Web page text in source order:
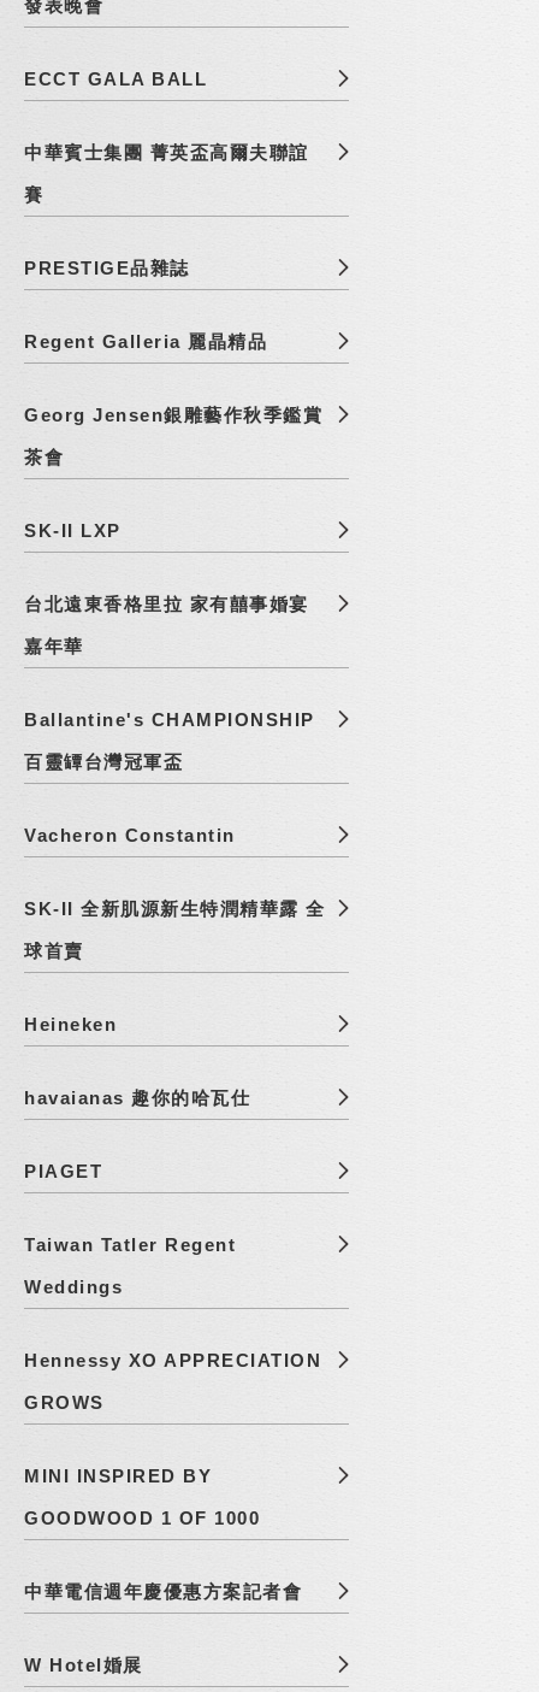
發表晚會
ECCT GALA BALL
中華賓士集團 菁英盃高爾夫聯誼
賽
PRESTIGE品雜誌
Regent Galleria 麗晶精品
Georg Jensen銀雕藝作秋季鑑賞
茶會
SK-II LXP
台北遠東香格里拉 家有囍事婚宴
嘉年華
Ballantine's CHAMPIONSHIP
百靈罈台灣冠軍盃
Vacheron Constantin
SK-II 全新肌源新生特潤精華露 全
球首賣
Heineken
havaianas 趣你的哈瓦仕
PIAGET
Taiwan Tatler Regent
Weddings
Hennessy XO APPRECIATION
GROWS
MINI INSPIRED BY
GOODWOOD 1 OF 1000
中華電信週年慶優惠方案記者會
W Hotel婚展